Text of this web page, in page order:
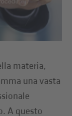
materia,
una vasta
A questo